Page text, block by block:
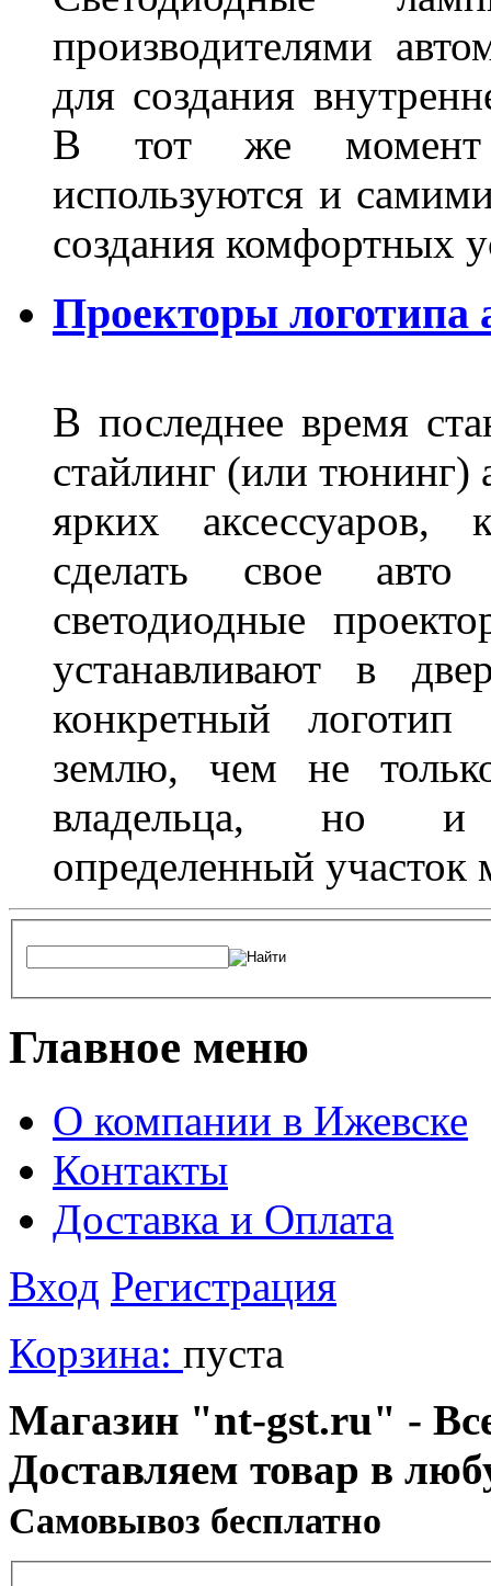
производителями
для создания
В тот же момент
используются и
создания комфортных
Проекторы логотипа
В последнее время
стайлинг (или тюнинг)
ярких аксессуаров,
сделать свое
светодиодные
устанавливают в
конкретный логотип
землю, чем не
владельца, но и
определенный участок
Главное меню
О компании в Ижевске
Контакты
Доставка и Оплата
Вход Регистрация
Корзина: пуста
Магазин "nt-gst.ru" -
Доставляем товар в
Cамовывоз бесплатно